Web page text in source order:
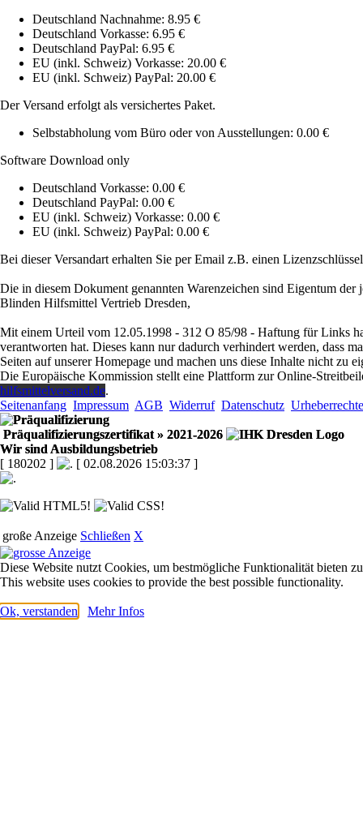
Deutschland Nachnahme: 8.95 €
Deutschland Vorkasse: 6.95 €
Deutschland PayPal: 6.95 €
EU (inkl. Schweiz) Vorkasse: 20.00 €
EU (inkl. Schweiz) PayPal: 20.00 €
Der Versand erfolgt als versichertes Paket.
Selbstabholung vom Büro oder von Ausstellungen: 0.00 €
Software Download only
Deutschland Vorkasse: 0.00 €
Deutschland PayPal: 0.00 €
EU (inkl. Schweiz) Vorkasse: 0.00 €
EU (inkl. Schweiz) PayPal: 0.00 €
Bei dieser Versandart erhalten Sie per Email z.B. einen
Die in diesem Dokument genannten Warenzeichen sind Eigentum
Blinden Hilfsmittel Vertrieb Dresden,
Mit einem Urteil vom 12.05.1998 - 312 O 85/98 - Haftung für Links
verantworten hat. Dieses kann nur dadurch verhindert werden, dass
Seiten auf unserer Homepage und machen uns diese Inhalte nicht
Die Europäische Kommission stellt eine Plattform zur Online-
hilfsmittelversand.de.
Seitenanfang Impressum AGB Widerruf Datenschutz Urheberrechte
Präqualifizierungszertifikat » 2021-2026
Wir sind Ausbildungsbetrieb
[ 180202 ]
[ 02.08.2026 15:03:37 ]
große Anzeige Schließen X
Diese Website nutzt Cookies, um bestmögliche Funktionalität bieten
This website uses cookies to provide the best possible functionality.
Ok, verstanden Mehr Infos